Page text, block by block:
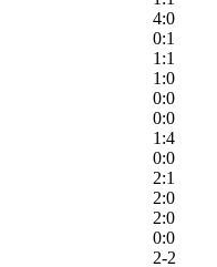
4:0
0:1
1:1
1:0
0:0
0:0
1:4
0:0
2:1
2:0
2:0
0:0
2-2